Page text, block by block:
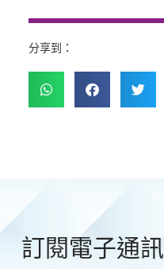
分享到：
訂閱電子通訊